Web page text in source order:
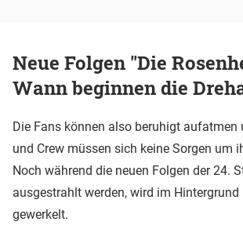
Neue Folgen "Die
Wann beginnen die
Die Fans können also beruhigt aufatmen
und Crew müssen sich keine Sorgen um
Noch während die neuen Folgen der 24.
ausgestrahlt werden, wird im
gewerkelt.